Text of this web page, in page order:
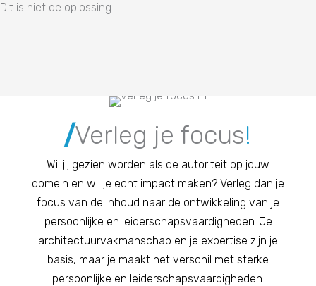
Dit is niet de oplossing.
/Verleg je focus!
Wil jij gezien worden als de autoriteit op jouw
domein en wil je echt impact maken? Verleg dan je
focus van de inhoud naar de ontwikkeling van je
persoonlijke en leiderschapsvaardigheden. Je
architectuurvakmanschap en je expertise zijn je
basis, maar je maakt het verschil met sterke
persoonlijke en leiderschapsvaardigheden.